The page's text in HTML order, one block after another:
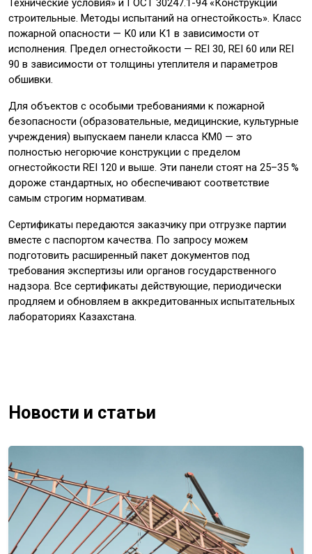
Технические условия» и ГОСТ 30247.1-94 «Конструкции
строительные. Методы испытаний на огнестойкость». Класс
пожарной опасности — К0 или К1 в зависимости от
исполнения. Предел огнестойкости — REI 30, REI 60 или REI
90 в зависимости от толщины утеплителя и параметров
обшивки.
Для объектов с особыми требованиями к пожарной
безопасности (образовательные, медицинские, культурные
учреждения) выпускаем панели класса КМ0 — это
полностью негорючие конструкции с пределом
огнестойкости REI 120 и выше. Эти панели стоят на 25–35 %
дороже стандартных, но обеспечивают соответствие
самым строгим нормативам.
Сертификаты передаются заказчику при отгрузке партии
вместе с паспортом качества. По запросу можем
подготовить расширенный пакет документов под
требования экспертизы или органов государственного
надзора. Все сертификаты действующие, периодически
продляем и обновляем в аккредитованных испытательных
лабораториях Казахстана.
Новости и статьи